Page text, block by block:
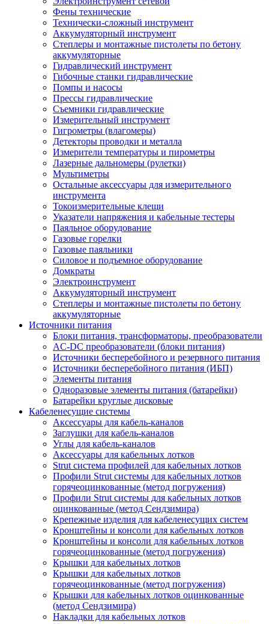
Фены технические
Технически-сложный инструмент
Аккумуляторный инструмент
Степлеры и монтажные пистолеты по бетону
аккумуляторные
Гидравлический инструмент
Гибочные станки гидравлические
Помпы и насосы
Прессы гидравлические
Съемники гидравлические
Измерительный инструмент
Гигрометры (влагомеры)
Детекторы проводки и металла
Измерители температуры и пирометры
Лазерные дальномеры (рулетки)
Мультиметры
Остальные аксессуары для измерительного
инструмента
Токоизмерительные клещи
Указатели напряжения и кабельные тестеры
Паяльное оборудование
Газовые горелки
Газовые паяльники
Силовое и подъемное оборудование
Домкраты
Электроинструмент
Аккумуляторный инструмент
Степлеры и монтажные пистолеты по бетону
аккумуляторные
Источники питания
Блоки питания, трансформаторы, преобразователи
AC-DC преобразователи (блоки питания)
Источники бесперебойного и резервного питания
Источники бесперебойного питания (ИБП)
Элементы питания
Одноразовые элементы питания (батарейки)
Батарейки круглые дисковые
Кабеленесущие системы
Аксессуары для кабель-каналов
Заглушки для кабель-каналов
Углы для кабель-каналов
Аксессуары для кабельных лотков
Strut система профилей для кабельных лотков
Профили Strut системы для кабельных лотков
горячеоцинкованные (метод погружения)
Профили Strut системы для кабельных лотков
оцинкованные (метод Сендзимира)
Крепежные изделия для кабеленесущих систем
Кронштейны и консоли для кабельных лотков
Кронштейны и консоли для кабельных лотков
горячеоцинкованные (метод погружения)
Крышки для кабельных лотков
Крышки для кабельных лотков
горячеоцинкованные (метод погружения)
Крышки для кабельных лотков оцинкованные
(метод Сендзимира)
Накладки для кабельных лотков